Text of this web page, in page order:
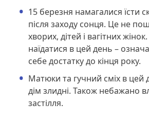
15 березня намагалися їсти
після заходу сонця. Це не
хворих, дітей і вагітних
наїдатися в цей день –
себе достатку до кінця року.
Матюки та гучний сміх в цей
дім злидні. Також небажано
застілля.